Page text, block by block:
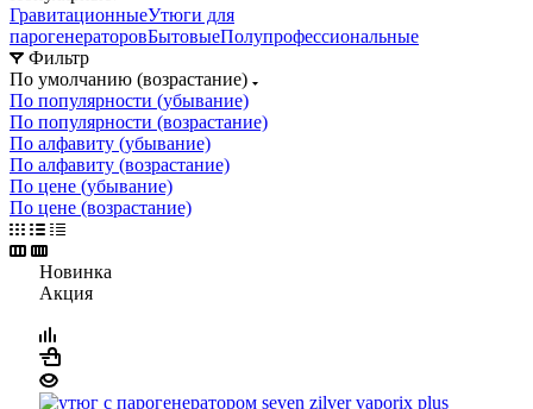
ГравитационныеУтюги для
парогенераторовБытовыеПолупрофессиональные
Фильтр
По умолчанию (возрастание)
По популярности (убывание)
По популярности (возрастание)
По алфавиту (убывание)
По алфавиту (возрастание)
По цене (убывание)
По цене (возрастание)
Новинка
Акция